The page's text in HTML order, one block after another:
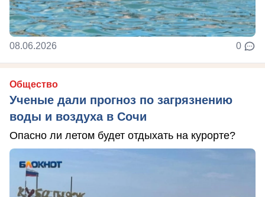
08.06.2026 0
Общество
Ученые дали прогноз по загрязнению
воды и воздуха в Сочи
Опасно ли летом будет отдыхать на курорте?